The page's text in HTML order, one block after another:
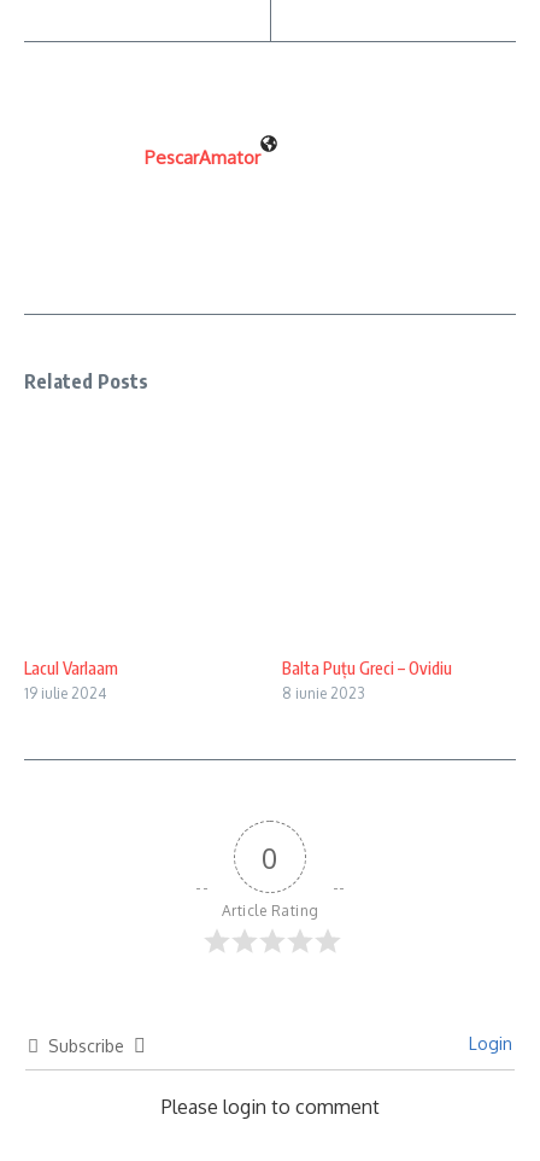
PescarAmator
Related Posts
Lacul Varlaam
19 iulie 2024
Balta Puțu Greci – Ovidiu
8 iunie 2023
0
Article Rating
Subscribe Login
Please login to comment